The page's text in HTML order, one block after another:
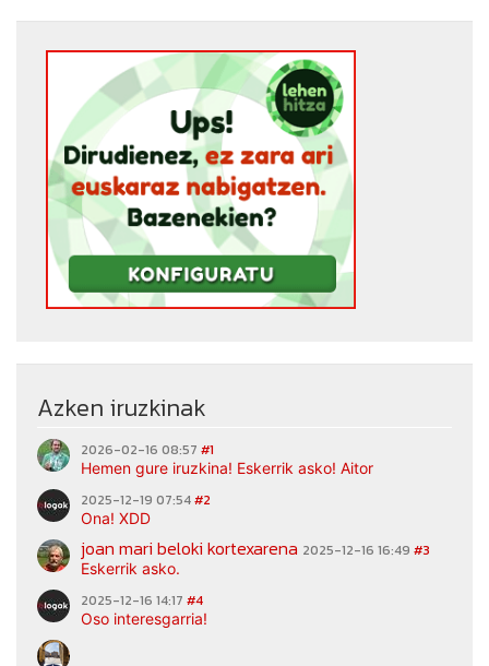
Azken iruzkinak
2026-02-16 08:57 #1
Hemen gure iruzkina! Eskerrik asko! Aitor
2025-12-19 07:54#2
Ona! XDD
joan mari beloki kortexarena 2025-12-16 16:49 #3
Eskerrik asko.
2025-12-16 14:17 #4
Oso interesgarria!